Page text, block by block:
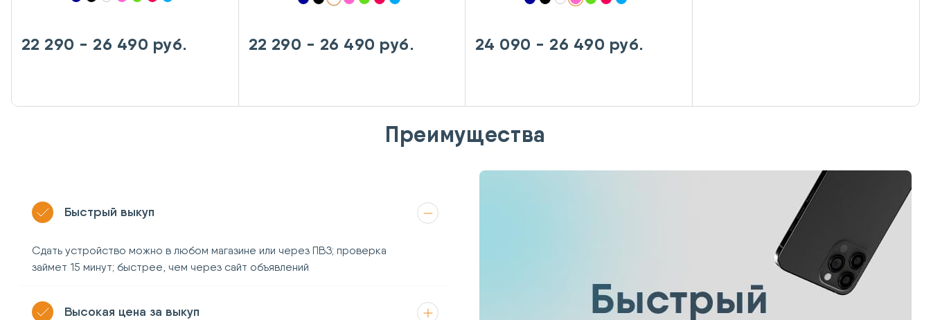
22 290 - 26 490 руб. 22 290 - 26 490 руб. 24 090 - 26 490 руб.
Преимущества
Быстрый выкуп
Сдать устройство можно в любом магазине или через ПВЗ; проверка
займет 15 минут; быстрее, чем через сайт объявлений
Высокая цена за выкуп